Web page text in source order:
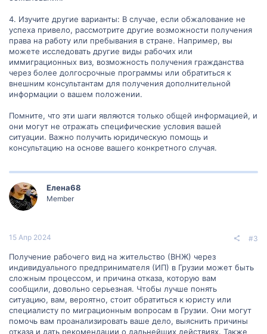
4. Изучите другие варианты: В случае, если обжалование не
успеха привело, рассмотрите другие возможности получения
права на работу или пребывания в стране. Например, вы
можете исследовать другие виды рабочих или
иммиграционных виз, возможность получения гражданства
через более долгосрочные программы или обратиться к
внешним консультантам для получения дополнительной
информации о вашем положении.
Помните, что эти шаги являются только общей информацией, и
они могут не отражать специфические условия вашей
ситуации. Важно получить юридическую помощь и
консультацию на основе вашего конкретного случая.
Елена68
Member
15 Апр 2024 #3
Получение рабочего вид на жительство (ВНЖ) через
индивидуального предпринимателя (ИП) в Грузии может быть
сложным процессом, и причина отказа, которую вам
сообщили, довольно серьезная. Чтобы лучше понять
ситуацию, вам, вероятно, стоит обратиться к юристу или
специалисту по миграционным вопросам в Грузии. Они могут
помочь вам проанализировать ваше дело, выяснить причины
отказа и дать рекомендации о дальнейших действиях. Также